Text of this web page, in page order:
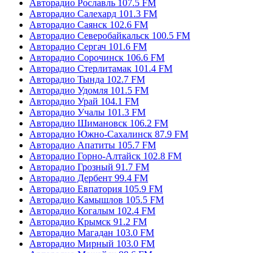
Авторадио Рославль 107.5 FM
Авторадио Салехард 101.3 FM
Авторадио Саянск 102.6 FM
Авторадио Северобайкальск 100.5 FM
Авторадио Сергач 101.6 FM
Авторадио Сорочинск 106.6 FM
Авторадио Стерлитамак 101.4 FM
Авторадио Тында 102.7 FM
Авторадио Удомля 101.5 FM
Авторадио Урай 104.1 FM
Авторадио Учалы 101.3 FM
Авторадио Шимановск 106.2 FM
Авторадио Южно-Сахалинск 87.9 FM
Авторадио Апатиты 105.7 FM
Авторадио Горно-Алтайск 102.8 FM
Авторадио Грозный 91.7 FM
Авторадио Дербент 99.4 FM
Авторадио Евпатория 105.9 FM
Авторадио Камышлов 105.5 FM
Авторадио Когалым 102.4 FM
Авторадио Крымск 91.2 FM
Авторадио Магадан 103.0 FM
Авторадио Мирный 103.0 FM